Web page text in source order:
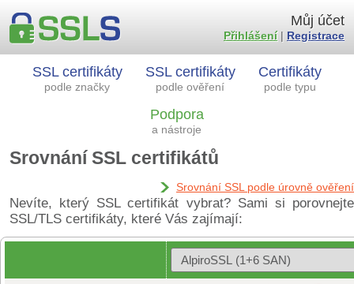
SSL certifikáty
podle značky
SSL certifikáty
podle ověření
Certifikáty
podle typu
Podpora
a nástroje
Můj účet
Přihlášení| Registrace
Srovnání SSL certifikátů
Srovnání SSL podle úrovně ověření
Nevíte, který SSL certifikát vybrat? Sami si porovnejte
SSL/TLS certifikáty, které Vás zajímají: